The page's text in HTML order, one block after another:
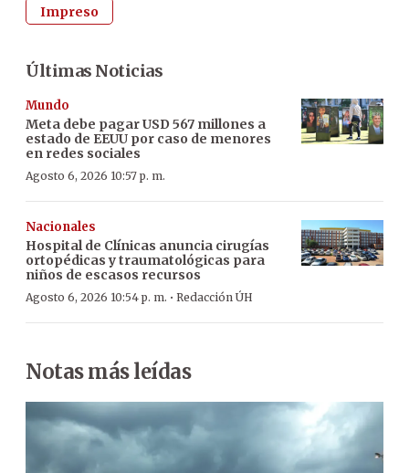
Impreso
Últimas Noticias
Mundo
Meta debe pagar USD 567 millones a
estado de EEUU por caso de menores
en redes sociales
Agosto 6, 2026 10:57 p. m.
Nacionales
Hospital de Clínicas anuncia cirugías
ortopédicas y traumatológicas para
niños de escasos recursos
Agosto 6, 2026 10:54 p. m. · Redacción ÚH
Notas más leídas